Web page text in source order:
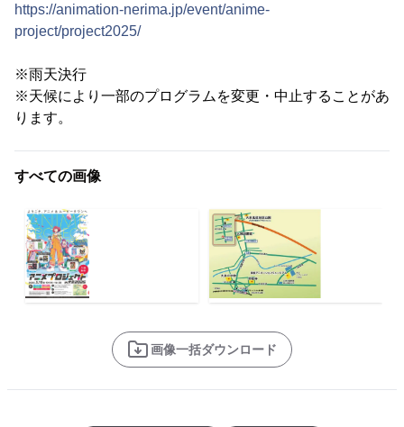
https://animation-nerima.jp/event/anime-
project/project2025/
※雨天決行
※天候により一部のプログラムを変更・中止することがあ
ります。
すべての画像
画像一括ダウンロード